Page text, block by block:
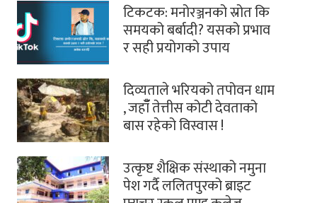
टिकटक: मनोरञ्जनको स्रोत कि
समयको बर्बादी? यसको प्रभाव
र सही प्रयोगको उपाय
दिव्यताले भरियको तपोवन धाम
, जहाँँ तेत्तीस कोटी देवताको
बास रहेको विस्वास !
उत्कृष्ट शैक्षिक संस्थाको नमुना
पेश गर्दै ललितपुरको ब्राइट